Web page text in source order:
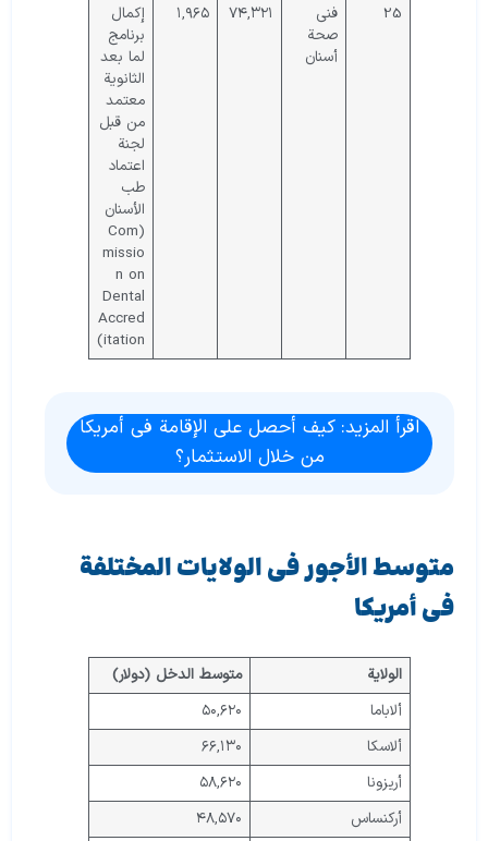
25
فني
صحة
أسنان
۷۴,۳۲۱ ۱,۹۶۵
إكمال
برنامج
لما بعد
الثانوية
معتمد
من قبل
لجنة
اعتماد
طب
الأسنان
(Com
missio
n on
Dental
Accred
itation)
اقرأ المزيد: كيف أحصل على الإقامة في أمريكا
من خلال الاستثمار؟
متوسط الأجور في الولايات المختلفة
في أمريكا
الولاية
متوسط الدخل (دولار)
ألاباما
۵۰,۶۲۰
ألاسكا
۶۶,۱۳۰
أريزونا
۵۸,۶۲۰
أركنساس
۴۸,۵۷۰